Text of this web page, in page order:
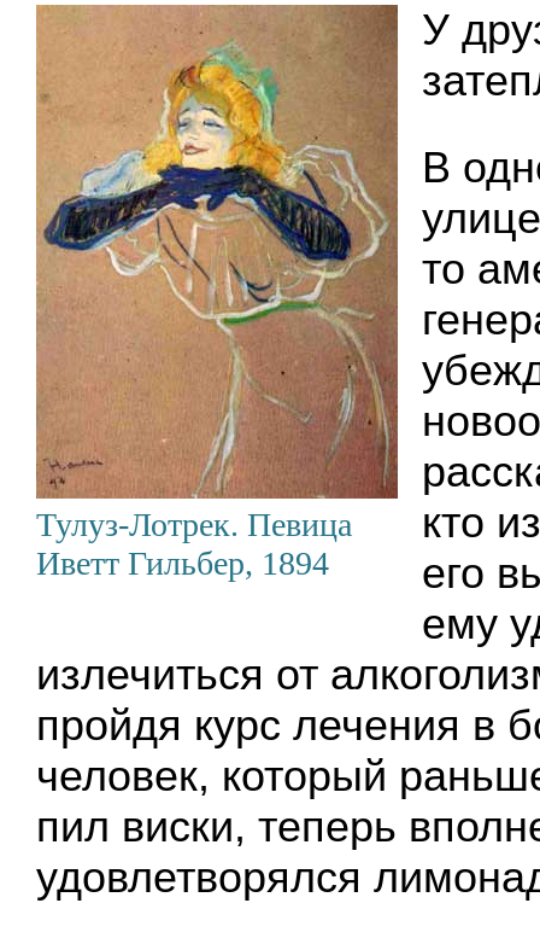
Тулуз-Лотрек. Певица
Иветт Гильбер, 1894
У
В
то
кто
его
ему
излечиться от
пройдя курс лечения в
человек, который
пил виски, теперь
удовлетворялся